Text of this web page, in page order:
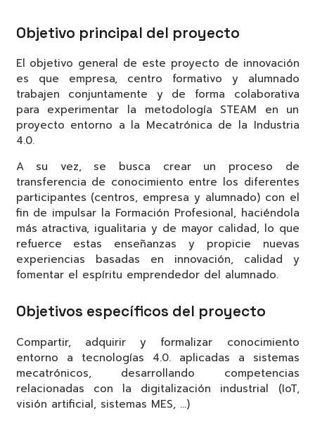
Objetivo principal del proyecto
El objetivo general de este proyecto de innovación
es que empresa, centro formativo y alumnado
trabajen conjuntamente y de forma colaborativa
para experimentar la metodología STEAM en un
proyecto entorno a la Mecatrónica de la Industria
4.0.
A su vez, se busca crear un proceso de
transferencia de conocimiento entre los diferentes
participantes (centros, empresa y alumnado) con el
fin de impulsar la Formación Profesional, haciéndola
más atractiva, igualitaria y de mayor calidad, lo que
refuerce estas enseñanzas y propicie nuevas
experiencias basadas en innovación, calidad y
fomentar el espíritu emprendedor del alumnado.
Objetivos específicos del proyecto
Compartir, adquirir y formalizar conocimiento
entorno a tecnologías 4.0. aplicadas a sistemas
mecatrónicos, desarrollando competencias
relacionadas con la digitalización industrial (IoT,
visión artificial, sistemas MES, …)